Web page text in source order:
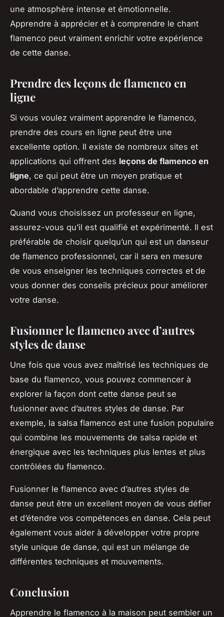
une atmosphère intense et émotionnelle.
Apprendre à apprécier et à comprendre le chant
flamenco peut vraiment enrichir votre expérience
de cette danse.
Prendre des leçons de flamenco en
ligne
Si vous voulez vraiment apprendre le flamenco,
prendre des cours en ligne peut être une
excellente option. Il existe de nombreux sites et
applications qui offrent des leçons de flamenco en
ligne, ce qui peut être un moyen pratique et
abordable d’apprendre cette danse.
Quand vous choisissez un professeur en ligne,
assurez-vous qu’il est qualifié et expérimenté. Il est
préférable de choisir quelqu’un qui est un danseur
de flamenco professionnel, car il sera en mesure
de vous enseigner les techniques correctes et de
vous donner des conseils précieux pour améliorer
votre danse.
Fusionner le flamenco avec d’autres
styles de danse
Une fois que vous avez maîtrisé les techniques de
base du flamenco, vous pouvez commencer à
explorer la façon dont cette danse peut se
fusionner avec d’autres styles de danse. Par
exemple, la salsa flamenco est une fusion populaire
qui combine les mouvements de salsa rapide et
énergique avec les techniques plus lentes et plus
contrôlées du flamenco.
Fusionner le flamenco avec d’autres styles de
danse peut être un excellent moyen de vous défier
et d’étendre vos compétences en danse. Cela peut
également vous aider à développer votre propre
style unique de danse, qui est un mélange de
différentes techniques et mouvements.
Conclusion
Apprendre le flamenco à la maison peut sembler un